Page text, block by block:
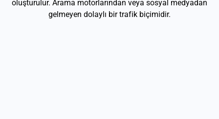
oluşturulur. Arama motorlarından veya sosyal medyadan
gelmeyen dolaylı bir trafik biçimidir.